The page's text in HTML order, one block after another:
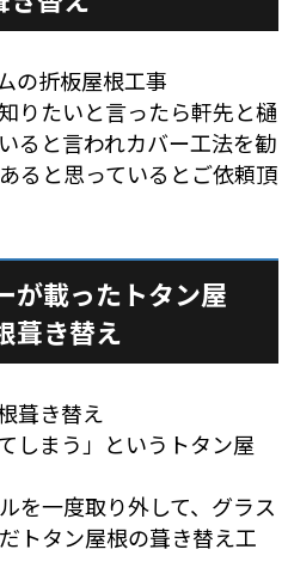
りたいと言ったら軒先と樋
ると言われカバー工法を勧
ると思っているとご依頼頂
が載ったトタン屋
葺き替え
しまう」というトタン屋
を一度取り外して、グラス
トタン屋根の葺き替え工